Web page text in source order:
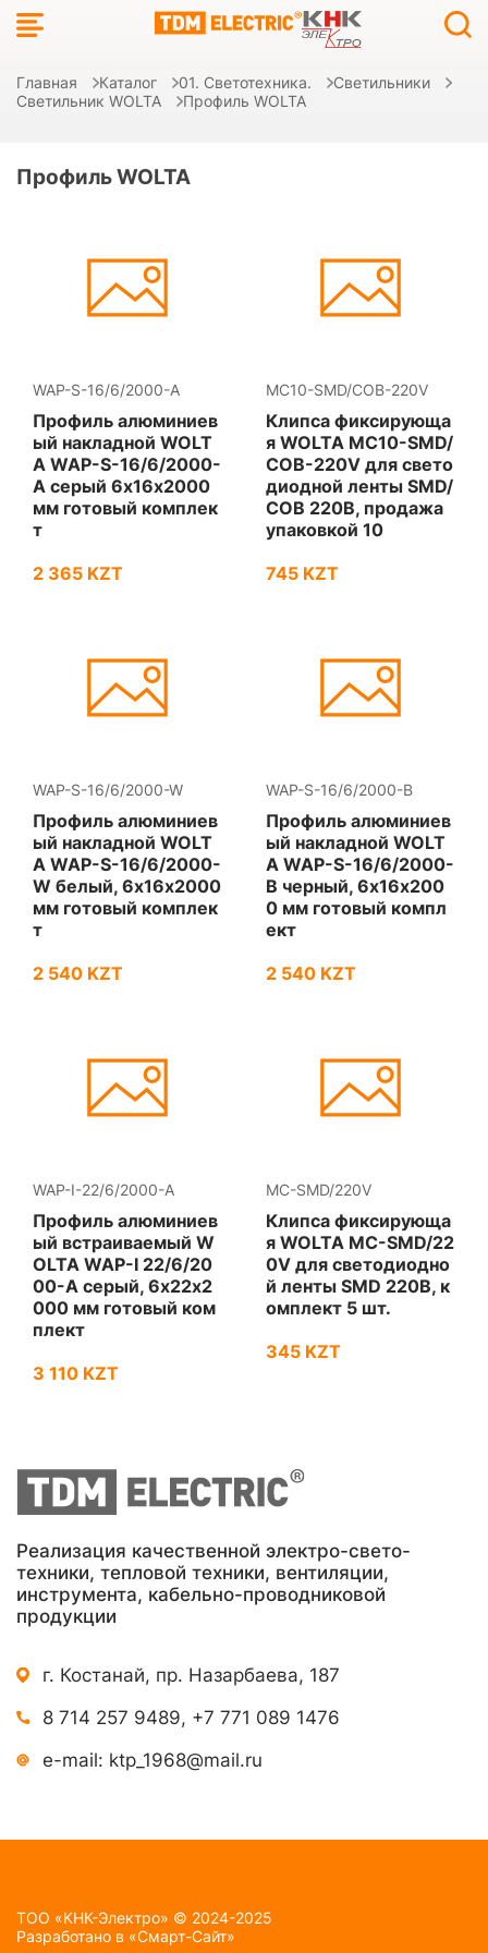
Главная Каталог 01. Светотехника.
Светильники
Светильник WOLTA
Профиль WOLTA
Профиль WOLTA
WAP-S-16/6/2000-A
Профиль алюминиев
ый накладной WOLT
A WAP-S-16/6/2000-
A серый 6х16х2000
мм готовый комплек
т
2 365 KZT
MC10-SMD/COB-220V
Клипса фиксирующа
я WOLTA MC10-SMD/
COB-220V для свето
диодной ленты SMD/
COB 220В, продажа
упаковкой 10
745 KZT
WAP-S-16/6/2000-W
Профиль алюминиев
ый накладной WOLT
A WAP-S-16/6/2000-
W белый, 6х16х2000
мм готовый комплек
т
2 540 KZT
WAP-S-16/6/2000-B
Профиль алюминиев
ый накладной WOLT
A WAP-S-16/6/2000-
B черный, 6х16х200
0 мм готовый компл
ект
2 540 KZT
WAP-I-22/6/2000-A
Профиль алюминиев
ый встраиваемый W
OLTA WAP-I 22/6/20
00-A серый, 6х22х2
000 мм готовый ком
плект
3 110 KZT
МС-SMD/220V
Клипса фиксирующа
я WOLTA МС-SMD/22
0V для светодиодно
й ленты SMD 220В, к
омплект 5 шт.
345 KZT
Реализация качественной электро-свето-
техники, тепловой техники, вентиляции,
инструмента, кабельно-проводниковой
продукции
г. Костанай, пр. Назарбаева, 187
8 714 257 9489, +7 771 089 1476
e-mail: ktp_1968@mail.ru
TOO «КНК-Электро» © 2024-2025
Разработано в «Смарт-Сайт»